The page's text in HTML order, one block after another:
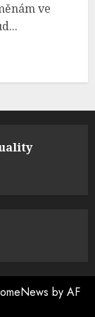
ve
by AF